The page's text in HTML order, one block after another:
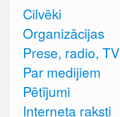
Cilvēki
Organizācijas
Prese, radio, TV
Par medijiem
Pētījumi
Interneta raksti